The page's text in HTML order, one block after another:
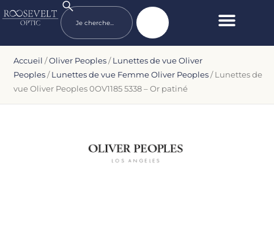
Accueil /Oliver Peoples/Lunettes de vue Oliver
Peoples/Lunettes de vue Femme Oliver Peoples/ Lunettes de
vue Oliver Peoples 0OV1185 5338 – Or patiné